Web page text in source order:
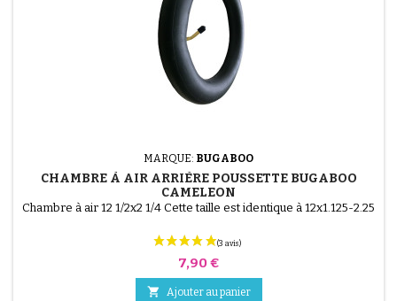
MARQUE: BUGABOO
CHAMBRE À AIR ARRIÈRE POUSSETTE BUGABOO
CAMELEON
Chambre à air 12 1/2x2 1/4 Cette taille est identique à 12x1.125-2.25
Prix
7,90 €
 Ajouter au panier